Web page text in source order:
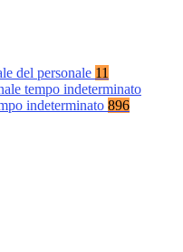
del personale 11
tempo indeterminato
indeterminato 896